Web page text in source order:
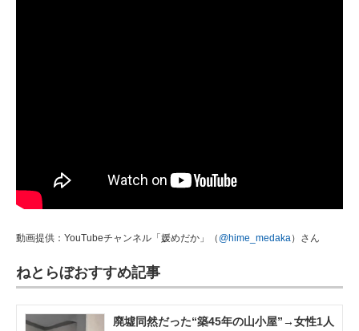
動画提供：YouTubeチャンネル「媛めだか」（ @hime_medaka）さん
ねとらぼおすすめ記事
廃墟同然だった“築45年の山小屋”→女性1人